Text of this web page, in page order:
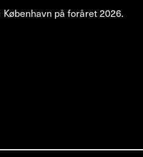
på foråret 2026.